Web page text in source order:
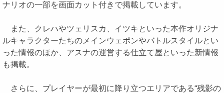
ナリオの一部を画面カット付きで掲載しています。
また、クレハやツェリスカ、イツキといった本作オリジナ
ルキャラクターたちのメインウェポンやバトルスタイルとい
った情報のほか、アスナの運営する仕立て屋といった新情報
も掲載。
さらに、プレイヤーが最初に降り立つエリアである“残影の